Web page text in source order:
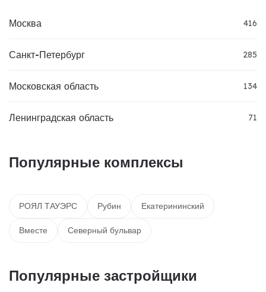
Москва 416
Санкт-Петербург 285
Московская область 134
Ленинградская область 71
Популярные комплексы
РОЯЛ ТАУЭРС Рубин Екатерининский
Вместе Северный бульвар
Популярные застройщики